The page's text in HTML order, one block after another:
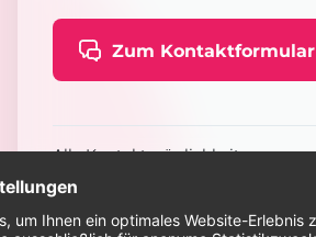
Zum Kontaktformular
Alle Kontaktmöglichkeiten